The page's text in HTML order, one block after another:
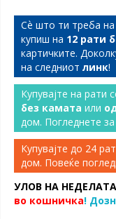
Сѐ што ти треба
купиш на 12 рати
картичките.
на следниот линк!
Купувајте на рати
без камата или
дом. Погледнете
Купувајте до 24
дом. Повеќе
УЛОВ НА
во кошничка!